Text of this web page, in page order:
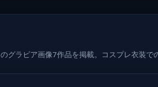
グラビア画像7作品を掲載。コスプレ衣装で